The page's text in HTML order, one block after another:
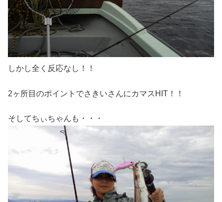
しかし全く反応なし！！
2ヶ所目のポイントでさきいさんにカマスHIT！！
そしてちぃちゃんも・・・